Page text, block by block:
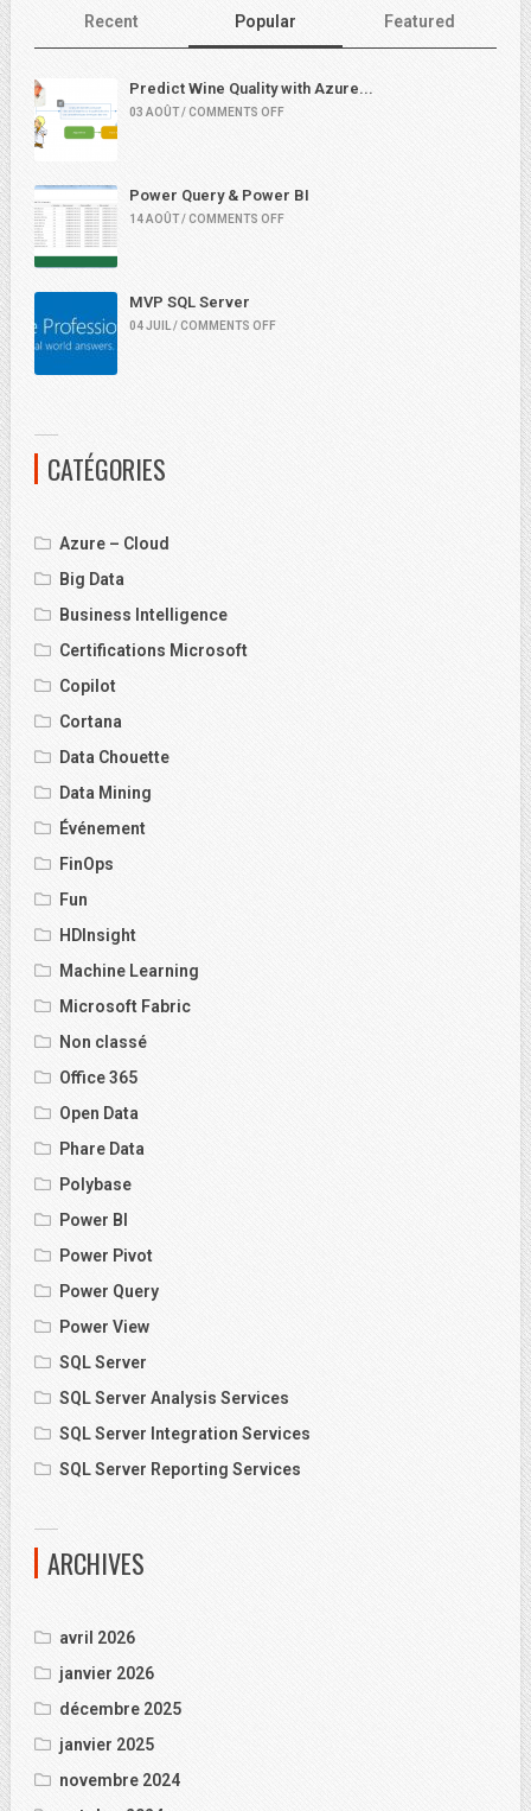
Recent Popular Featured
Predict Wine Quality with Azure...
03 AOÛT / COMMENTS OFF
Power Query & Power BI
14 AOÛT / COMMENTS OFF
MVP SQL Server
04 JUIL / COMMENTS OFF
CATÉGORIES
Azure – Cloud
Big Data
Business Intelligence
Certifications Microsoft
Copilot
Cortana
Data Chouette
Data Mining
Événement
FinOps
Fun
HDInsight
Machine Learning
Microsoft Fabric
Non classé
Office 365
Open Data
Phare Data
Polybase
Power BI
Power Pivot
Power Query
Power View
SQL Server
SQL Server Analysis Services
SQL Server Integration Services
SQL Server Reporting Services
ARCHIVES
avril 2026
janvier 2026
décembre 2025
janvier 2025
novembre 2024